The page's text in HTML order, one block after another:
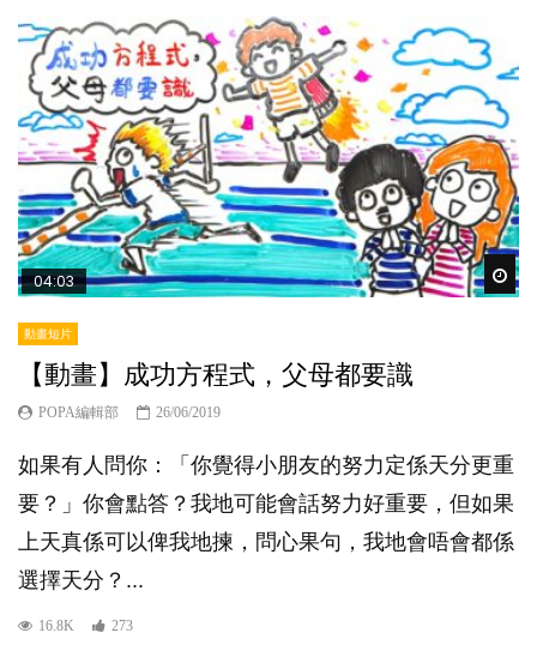
04:03
動畫短片
【動畫】成功方程式，父母都要識
POPA編輯部 26/06/2019
如果有人問你：「你覺得小朋友的努力定係天分更重
要？」你會點答？我地可能會話努力好重要，但如果
上天真係可以俾我地揀，問心果句，我地會唔會都係
選擇天分？...
16.8K 273